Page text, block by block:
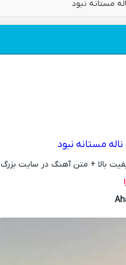
مستانه نبود
مستانه نبود
بالا + متن آهنگ در سایت بزرگ